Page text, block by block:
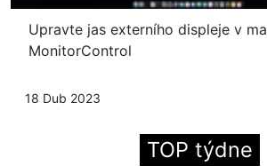
Upravte jas externího displeje v
MonitorControl
18 Dub 2023
TOP týdne